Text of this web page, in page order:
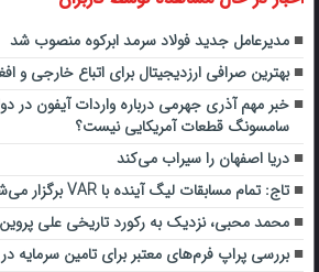
مدیرعامل جدید فولاد سرمد ابرکوه منصوب شد
بهترین صرافی ارز‌دیجیتال برای اتباع خارجی و
خبر مهم آذری جهرمی درباره واردات آیفون در
سامسونگ قطعات آمریکایی نیست؟
دریا اصفهان را سیراب می‌کند
تاج: تمام مسابقات لیگ آینده با VAR برگزار می‌شود
محمد محبی، نزدیک به رکورد تاریخی علی پروین
بررسی پراپ فرم‌های معتبر برای تامین سرمایه در